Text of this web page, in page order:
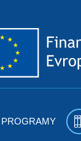
PROGRAMY